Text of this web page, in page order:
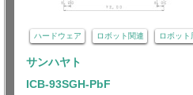
ハードウェア ロボット関連 ロボット
サンハヤト
ICB-93SGH-PbF